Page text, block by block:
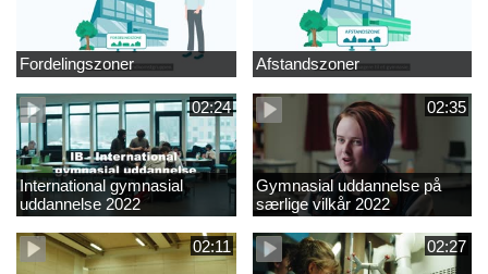
Fordelingszoner Afstandszoner
02:24
International gymnasial
uddannelse 2022
02:35
Gymnasial uddannelse på
særlige vilkår 2022
02:11 02:27